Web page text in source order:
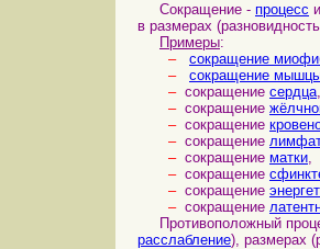
Сокращение - процесс и
в размерах
Примеры:
–
сокращение
–
сокращение
–сокращение сердца,
–сокращение
–сокращение
–сокращение
–сокращение матки,
–сокращение
–сокращение
–сокращение
Противоположный
расслабление), размерах